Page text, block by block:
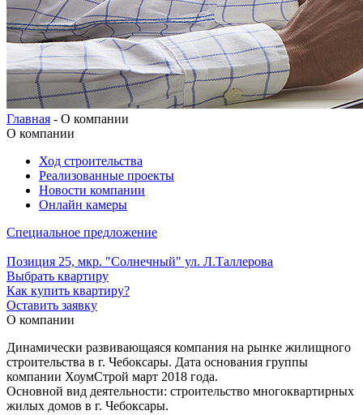
Главная - О компании
О компании
Ход строительства
Реализованные проекты
Новости компании
Онлайн камеры
Специальное предложение
Позиция 25, мкр. "Солнечный" ул. Л.Таллерова
Выбрать квартиру
Как купить квартиру?
Оставить заявку
О компании
Динамически развивающаяся компания на рынке жилищного
строительства в г. Чебоксары. Дата основания группы
компании ХоумСтрой март 2018 года.
Основной вид деятельности: строительство многоквартирных
жилых домов в г. Чебоксары.